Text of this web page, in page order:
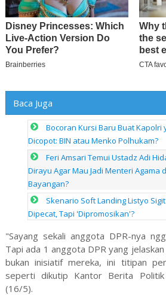
Baca Juga
Bocoran Kursi Baru Buat Kapolri
Dicopot: BIN atau Menko Polhukam?
Feri Amsari Temui Ustadz Adi
Dirayu Agar Mau Jadi Menteri Agama
Bayangan?
Skenario Soft Landing Listyo
Dipecat, Tapi 'Dipromosikan'?
"Sayang sekali anggota DPR-nya
Tapi ada 1 anggota DPR yang
bukan inisiatif mereka, ini titipan
seperti dikutip Kantor Berita Politik
(16/5).